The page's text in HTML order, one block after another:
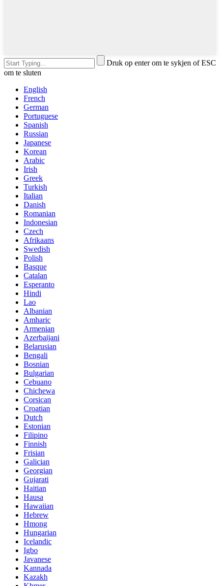
Druk op enter om te sykjen of ESC
om te sluten
English
French
German
Portuguese
Spanish
Russian
Japanese
Korean
Arabic
Irish
Greek
Turkish
Italian
Danish
Romanian
Indonesian
Czech
Afrikaans
Swedish
Polish
Basque
Catalan
Esperanto
Hindi
Lao
Albanian
Amharic
Armenian
Azerbaijani
Belarusian
Bengali
Bosnian
Bulgarian
Cebuano
Chichewa
Corsican
Croatian
Dutch
Estonian
Filipino
Finnish
Frisian
Galician
Georgian
Gujarati
Haitian
Hausa
Hawaiian
Hebrew
Hmong
Hungarian
Icelandic
Igbo
Javanese
Kannada
Kazakh